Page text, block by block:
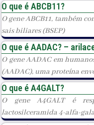
O que é ABCB11?
O gene ABCB11, também
sais biliares (BSEP)
O que é AADAC? –
O gene AADAC em
(AADAC), uma proteína
O que é A4GALT?
O gene A4GALT é
lactosilceramida 4-alfa-